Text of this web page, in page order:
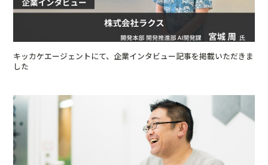
キッカケエージェントにて、企業インタビュー記事を掲載いただきま
した